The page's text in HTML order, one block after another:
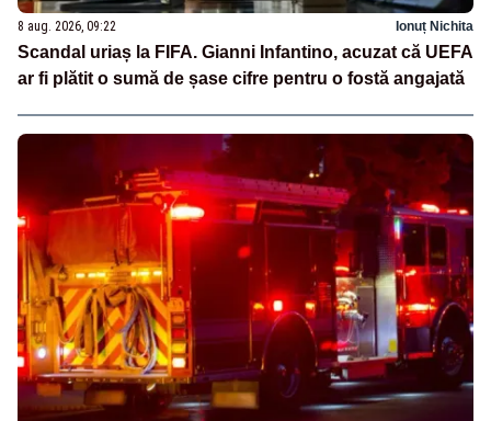
8 aug. 2026, 09:22 Ionuț Nichita
Scandal uriaș la FIFA. Gianni Infantino, acuzat că UEFA
ar fi plătit o sumă de șase cifre pentru o fostă angajată